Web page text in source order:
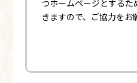
つホームページとする
きますので、ご協力をお